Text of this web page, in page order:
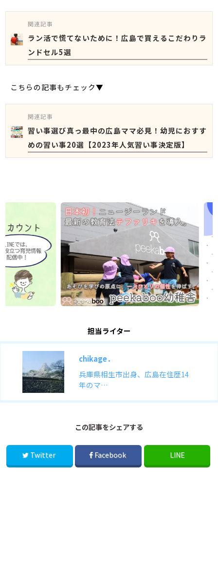
関連記事
ラン活で慌てないために！広島で買えるこだわりラ
ンドセル5選
こちらの記事もチェック▼
関連記事
習い事選び真っ最中の広島ママ必見！幼児におすす
めの習い事20選【2023年人気習い事決定版】
担当ライター
chikage．
兵庫県相生市出身、広島在住歴14
年のマ…
この記事をシェアする
Twitter Facebook LINE